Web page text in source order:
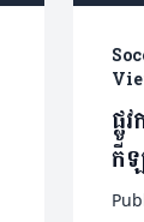
ផ្លូ
កី
គ្ម